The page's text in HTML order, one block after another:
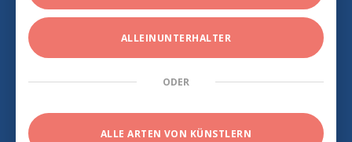
ALLEINUNTERHALTER
ODER
ALLE ARTEN VON KÜNSTLERN